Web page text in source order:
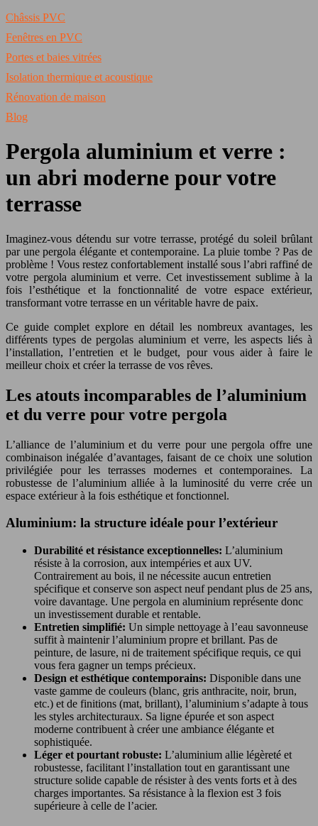
Châssis PVC
Fenêtres en PVC
Portes et baies vitrées
Isolation thermique et acoustique
Rénovation de maison
Blog
Pergola aluminium et verre :
un abri moderne pour votre
terrasse
Imaginez-vous détendu sur votre terrasse, protégé du soleil brûlant
par une pergola élégante et contemporaine. La pluie tombe ? Pas de
problème ! Vous restez confortablement installé sous l’abri raffiné de
votre pergola aluminium et verre. Cet investissement sublime à la
fois l’esthétique et la fonctionnalité de votre espace extérieur,
transformant votre terrasse en un véritable havre de paix.
Ce guide complet explore en détail les nombreux avantages, les
différents types de pergolas aluminium et verre, les aspects liés à
l’installation, l’entretien et le budget, pour vous aider à faire le
meilleur choix et créer la terrasse de vos rêves.
Les atouts incomparables de l’aluminium
et du verre pour votre pergola
L’alliance de l’aluminium et du verre pour une pergola offre une
combinaison inégalée d’avantages, faisant de ce choix une solution
privilégiée pour les terrasses modernes et contemporaines. La
robustesse de l’aluminium alliée à la luminosité du verre crée un
espace extérieur à la fois esthétique et fonctionnel.
Aluminium: la structure idéale pour l’extérieur
Durabilité et résistance exceptionnelles: L’aluminium
résiste à la corrosion, aux intempéries et aux UV.
Contrairement au bois, il ne nécessite aucun entretien
spécifique et conserve son aspect neuf pendant plus de 25 ans,
voire davantage. Une pergola en aluminium représente donc
un investissement durable et rentable.
Entretien simplifié: Un simple nettoyage à l’eau savonneuse
suffit à maintenir l’aluminium propre et brillant. Pas de
peinture, de lasure, ni de traitement spécifique requis, ce qui
vous fera gagner un temps précieux.
Design et esthétique contemporains: Disponible dans une
vaste gamme de couleurs (blanc, gris anthracite, noir, brun,
etc.) et de finitions (mat, brillant), l’aluminium s’adapte à tous
les styles architecturaux. Sa ligne épurée et son aspect
moderne contribuent à créer une ambiance élégante et
sophistiquée.
Léger et pourtant robuste: L’aluminium allie légèreté et
robustesse, facilitant l’installation tout en garantissant une
structure solide capable de résister à des vents forts et à des
charges importantes. Sa résistance à la flexion est 3 fois
supérieure à celle de l’acier.